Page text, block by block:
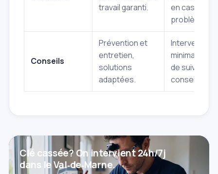
travail garanti.
en cas de
problème.
Conseils
Prévention et
entretien,
solutions
adaptées.
Intervention
minimale, pas
de suivi ni de
conseils.
Clé cassée? On intervient 24h/7j
dans le Val‑de‑Marne.